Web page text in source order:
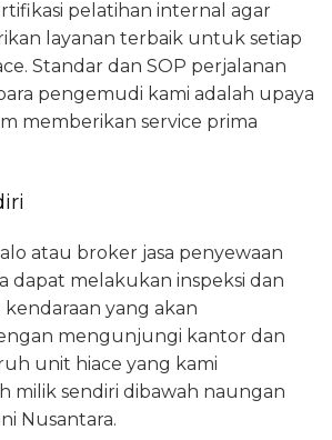
pelatihan internal agar
layanan terbaik untuk setiap
Standar dan SOP perjalanan
pengemudi kami adalah upaya
memberikan service prima
atau broker jasa penyewaan
dapat melakukan inspeksi dan
yang akan
mengunjungi kantor dan
unit hiace yang kami
milik sendiri dibawah naungan
Nusantara.